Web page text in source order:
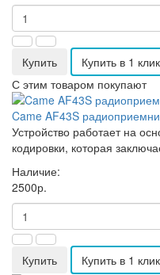
Купить
Купить в 1 клик
С этим товаром покупают
Came AF43S
Устройство работает на
кодировки, которая
Наличие:
2500р.
Купить Купить в 1 клик